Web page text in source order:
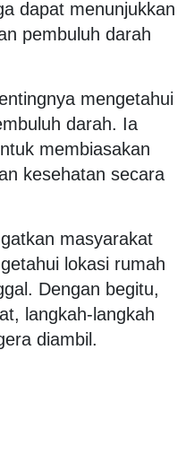
dapat menunjukkan
pembuluh darah
mengetahui
darah. Ia
membiasakan
kesehatan secara
masyarakat
lokasi rumah
Dengan begitu,
langkah-langkah
diambil.